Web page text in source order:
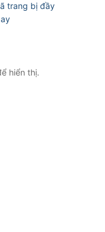
trang bị đầy
hiển thị.